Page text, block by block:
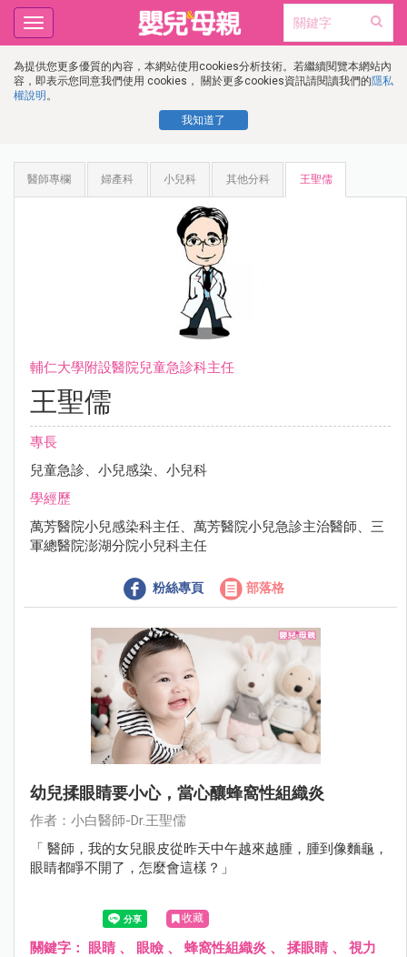
為提供您更多優質的內容，本網站使用cookies分析技術。若繼續閱覽本網站內
容，即表示您同意我們使用 cookies， 關於更多cookies資訊請閱讀我們的隱私
權說明 。
我知道了
Toggle
navigation
醫師專欄 婦產科 小兒科 其他分科 王聖儒
輔仁大學附設醫院兒童急診科主任
王聖儒
專長
兒童急診、小兒感染、小兒科
學經歷
萬芳醫院小兒感染科主任、萬芳醫院小兒急診主治醫師、三
軍總醫院澎湖分院小兒科主任
粉絲專頁 部落格
幼兒揉眼睛要小心，當心釀蜂窩性組織炎
作者：小白醫師-Dr.王聖儒
「 醫師，我的女兒眼皮從昨天中午越來越腫，腫到像麵龜，
眼睛都睜不開了，怎麼會這樣？」
收藏
關鍵字： 眼睛 、 眼瞼 、 蜂窩性組織炎 、 揉眼睛 、 視力